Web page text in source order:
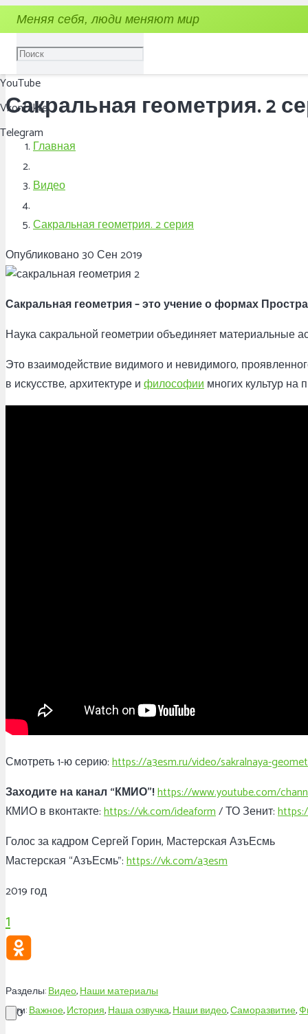
Меняя себя, люди меняют мир
YouTube
Vkontakte
Telegram
Сакральная геометрия. 2
Главная
Видео
Сакральная геометрия. 2 серия
Опубликовано30 Сен 2019
Сакральная геометрия – это учение о формах
Наука сакральной геометрии объединяет материальные
Это взаимодействие видимого и невидимого,
в искусстве, архитектуре ифилософиимногих культур на
Смотреть 1-ю серию:https://a3esm.ru/video/sakralnaya-
Заходите на канал “КМИО”!https://www.youtube.com/
КМИО в вконтакте:https://vk.com/ideaform/ ТО Зенит:
Голос за кадром Сергей Горин, Мастерская АзъЕсмь
Мастерская “АзъЕсмь”:https://vk.com/a3esm
2019 год
1
Разделы:Видео,Наши материалы
Теги:Важное,История,Наша озвучка,Наши видео,Саморазвитие,
0